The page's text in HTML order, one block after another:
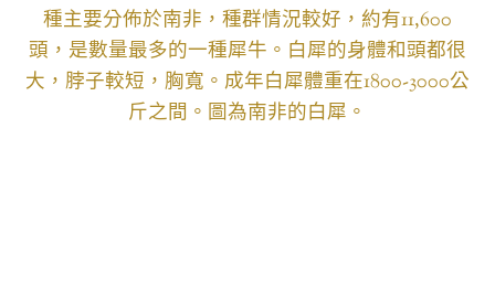
種主要分佈於南非，種群情況較好，約有11,600
頭，是數量最多的一種犀牛。白犀的身體和頭都很
大，脖子較短，胸寬。成年白犀體重在1800-3000公
斤之間。圖為南非的白犀。